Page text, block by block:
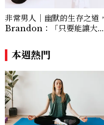
非常男人｜幽默的生存之道，
Brandon：「只要能讓大家
讓敵人成為朋友。」
本週熱門